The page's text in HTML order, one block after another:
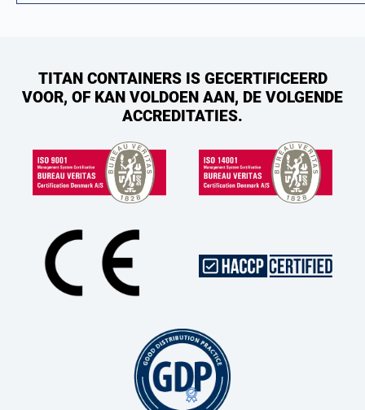
TITAN CONTAINERS IS GECERTIFICEERD
VOOR, OF KAN VOLDOEN AAN, DE VOLGENDE
ACCREDITATIES.